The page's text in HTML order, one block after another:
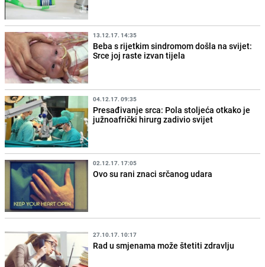
13.12.17. 14:35
Beba s rijetkim sindromom došla na svijet:
Srce joj raste izvan tijela
04.12.17. 09:35
Presađivanje srca: Pola stoljeća otkako je
južnoafrički hirurg zadivio svijet
02.12.17. 17:05
Ovo su rani znaci srčanog udara
27.10.17. 10:17
Rad u smjenama može štetiti zdravlju